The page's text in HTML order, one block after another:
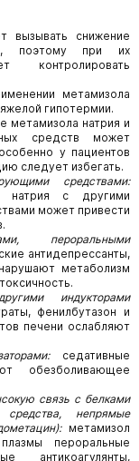
вызывать снижение
поэтому при их
контролировать
метамизола
гипотермии.
натрия и
средств может
у пациентов
следует избегать.
средствами:
натрия с другими
может привести
пероральными
антидепрессанты,
метаболизм
индукторами
фенилбутазон и
печени ослабляют
седативные
обезболивающее
связь с белками
средства, непрямые
метамизол
пероральные
антикоагулянты,